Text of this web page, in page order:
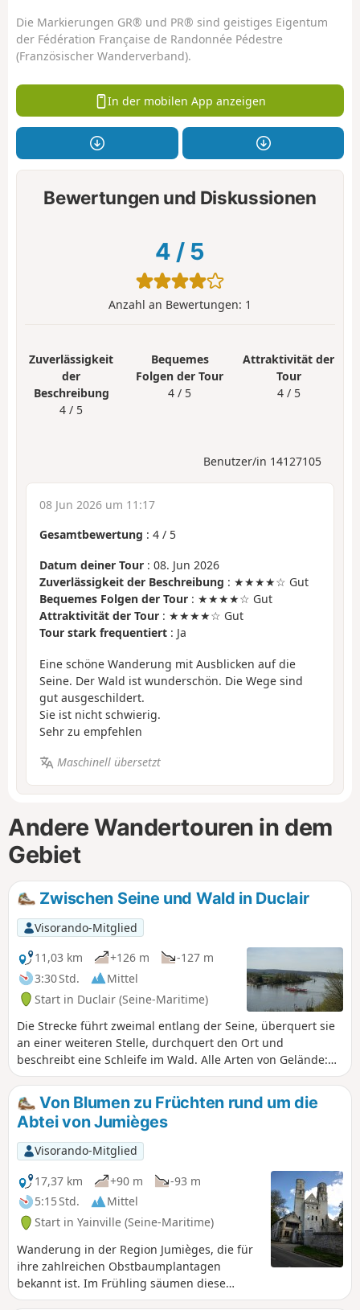
Die Markierungen GR® und PR® sind geistiges Eigentum
der Fédération Française de Randonnée Pédestre
(Französischer Wanderverband).
In der mobilen App anzeigen
Bewertungen und Diskussionen
4 / 5
Anzahl an Bewertungen: 1
Zuverlässigkeit
der
Beschreibung
4 / 5
Bequemes
Folgen der Tour
4 / 5
Attraktivität der
Tour
4 / 5
Benutzer/in 14127105
08 Jun 2026 um 11:17
Gesamtbewertung : 4 / 5
Datum deiner Tour : 08. Jun 2026
Zuverlässigkeit der Beschreibung : ★★★★☆ Gut
Bequemes Folgen der Tour : ★★★★☆ Gut
Attraktivität der Tour : ★★★★☆ Gut
Tour stark frequentiert : Ja
Eine schöne Wanderung mit Ausblicken auf die
Seine. Der Wald ist wunderschön. Die Wege sind
gut ausgeschildert.
Sie ist nicht schwierig.
Sehr zu empfehlen
Maschinell übersetzt
Andere Wandertouren in dem
Gebiet
Zwischen Seine und Wald in Duclair
Visorando-Mitglied
11,03 km
+126 m
-127 m
3:30 Std.
Mittel
Start in Duclair (Seine-Maritime)
Die Strecke führt zweimal entlang der Seine, überquert sie
an einer weiteren Stelle, durchquert den Ort und
beschreibt eine Schleife im Wald. Alle Arten von Gelände:
asphaltierte Straße mit wenig Verkehr auf 2,5 km in drei
Abschnitten, Waldwege und kleine Pfade.
Von Blumen zu Früchten rund um die
Abtei von Jumièges
Visorando-Mitglied
17,37 km
+90 m
-93 m
5:15 Std.
Mittel
Start in Yainville (Seine-Maritime)
Wanderung in der Region Jumièges, die für
ihre zahlreichen Obstbaumplantagen
bekannt ist. Im Frühling säumen diese
blühenden Bäume den Weg, der auch in